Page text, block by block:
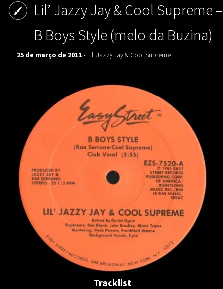
Lil’ Jazzy Jay & Cool Supreme –
B Boys Style (melo da Buzina)
25 de março de 2011 - Lil' Jazzy Jay & Cool Supreme
Tracklist